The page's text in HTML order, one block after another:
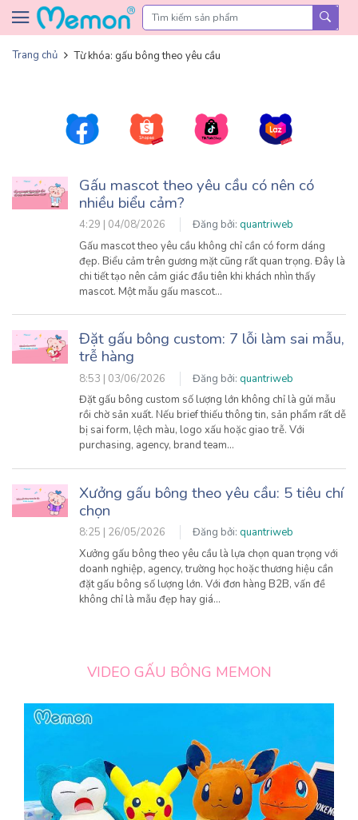
Skip to content
Trang chủ Từ khóa: gấu bông theo yêu cầu
Gấu mascot theo yêu cầu có nên có
nhiều biểu cảm?
4:29 | 04/08/2026 Đăng bởi: quantriweb
Gấu mascot theo yêu cầu không chỉ cần có form dáng
đẹp. Biểu cảm trên gương mặt cũng rất quan trọng. Đây là
chi tiết tạo nên cảm giác đầu tiên khi khách nhìn thấy
mascot. Một mẫu gấu mascot…
Đặt gấu bông custom: 7 lỗi làm sai mẫu,
trễ hàng
8:53 | 03/06/2026 Đăng bởi: quantriweb
Đặt gấu bông custom số lượng lớn không chỉ là gửi mẫu
rồi chờ sản xuất. Nếu brief thiếu thông tin, sản phẩm rất dễ
bị sai form, lệch màu, logo xấu hoặc giao trễ. Với
purchasing, agency, brand team…
Xưởng gấu bông theo yêu cầu: 5 tiêu chí
chọn
8:25 | 26/05/2026 Đăng bởi: quantriweb
Xưởng gấu bông theo yêu cầu là lựa chọn quan trọng với
doanh nghiệp, agency, trường học hoặc thương hiệu cần
đặt gấu bông số lượng lớn. Với đơn hàng B2B, vấn đề
không chỉ là mẫu đẹp hay giá…
VIDEO GẤU BÔNG MEMON